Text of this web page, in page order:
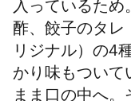
入っているため
酢、餃子のタレ
リジナル）の4
かり味もついて